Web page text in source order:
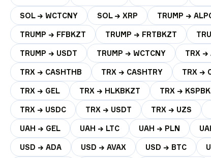
SOL → WCTCNY SOL → XRP TRUMP →
TRUMP → FFBKZT TRUMP → FRTBKZT
TRUMP → USDT TRUMP → WCTCNY TRX →
TRX → CASHTHB TRX → CASHTRY TRX →
TRX → GEL TRX → HLKBKZT TRX →
TRX → USDC TRX → USDT TRX → UZS
UAH → GEL UAH → LTC UAH → PLN
USD → ADA USD → AVAX USD → BTC